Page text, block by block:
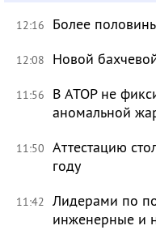
12:16 Более
12:08 Новой
11:56
В АТОР не
аномальной
11:50 Аттестацию
году
11:42 Лидерами по
инженерные и